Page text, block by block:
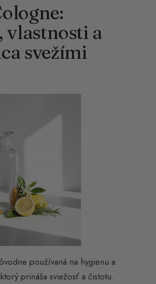
a
svežími
používaná na hygienu a
prináša sviežosť a čistotu.